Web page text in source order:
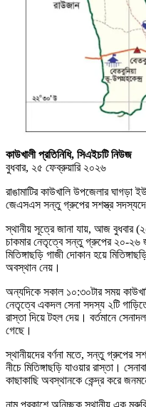
কাউখালী প্রতিনিধি, সিএইচটি নিউজ
বুধবার, ২৫ ফেব্রুয়ারি ২০২৬
রাঙামাটির কাউখালি উপজেলার ঘাগড়া
জেএসএস সন্তু গ্রুপের সশস্ত্র সদস্যদের
স্থানীয় সূত্রে জানা যায়, আজ বুধবার
চাকমার নেতৃত্বে সন্তু গ্রুপের ২০-২৬
মিতিঙ্গাছড়ি গাজী দোকান হয়ে
অবস্থান নেয়।
অন্যদিকে সকাল ১০:৩০টার সময়
নেতৃত্বে একদল সেনা সদস্য ২টি
রাস্তা দিয়ে টহল দেয়। বর্তমানে
গেছে।
স্থানীয়দের বর্ণনা মতে, সন্তু গ্রুপের
নীচে মিতিঙ্গাছড়ি যাওয়ার রাস্তা।
কাছাকাছি অবস্থানকে কেন্দ্র করে
নাম প্রকাশে অনিচ্ছুক স্থানীয় এক